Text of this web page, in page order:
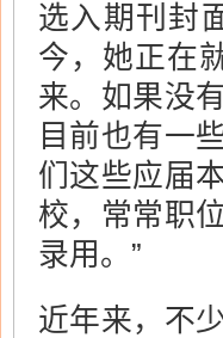
选入期刊封
今，她正在
来。如果没
目前也有一
们这些应届
校，常常职
录用。”
近年来，不